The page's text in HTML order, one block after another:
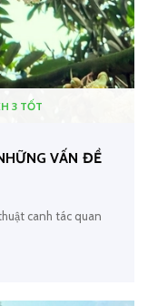
3 TỐT
VẤN ĐỀ
canh tác quan